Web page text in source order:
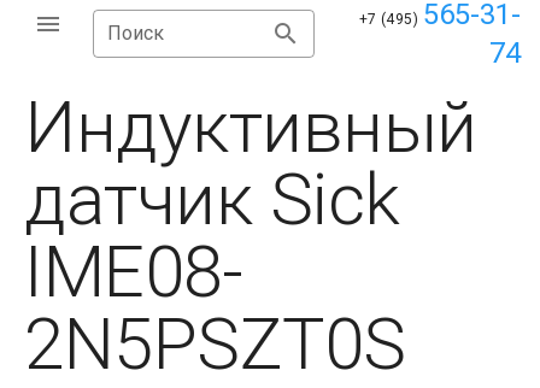
Поиск
+7 (495) 565-31-
74
Индуктивный
датчик Sick
IME08-
2N5PSZT0S